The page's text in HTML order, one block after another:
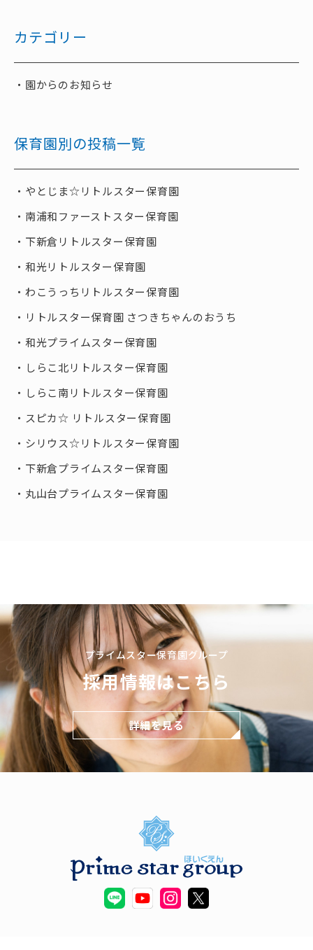
カテゴリー
園からのお知らせ
保育園別の投稿一覧
やとじま☆リトルスター保育園
南浦和ファーストスター保育園
下新倉リトルスター保育園
和光リトルスター保育園
わこうっちリトルスター保育園
リトルスター保育園 さつきちゃんのおうち
和光プライムスター保育園
しらこ北リトルスター保育園
しらこ南リトルスター保育園
スピカ☆ リトルスター保育園
シリウス☆リトルスター保育園
下新倉プライムスター保育園
丸山台プライムスター保育園
プライムスター保育園グループ
採用情報はこちら
詳細を見る